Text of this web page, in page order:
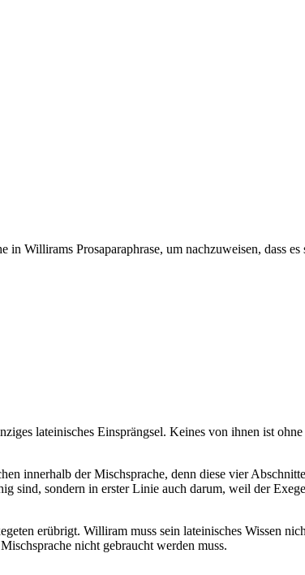
Willirams Prosaparaphrase, um nachzuweisen, dass
lateinisches Einsprängsel. Keines von ihnen ist
innerhalb der Mischsprache, denn diese vier
sind, sondern in erster Linie auch darum, weil der
erübrigt. Williram muss sein lateinisches Wissen
nicht gebraucht werden muss.